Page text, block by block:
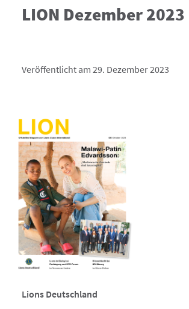
LION Dezember 2023
Veröffentlicht am 29. Dezember 2023
Lions Deutschland